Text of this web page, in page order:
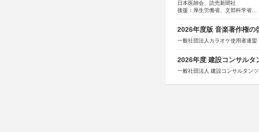
日本医師会、読売新聞社
後援：厚生労働省、文部科学省
2026年度版 音楽著作権の
一般社団法人カラオケ使用者連盟
2026年度 建設コンサルタ
一般社団法人 建設コンサルタン